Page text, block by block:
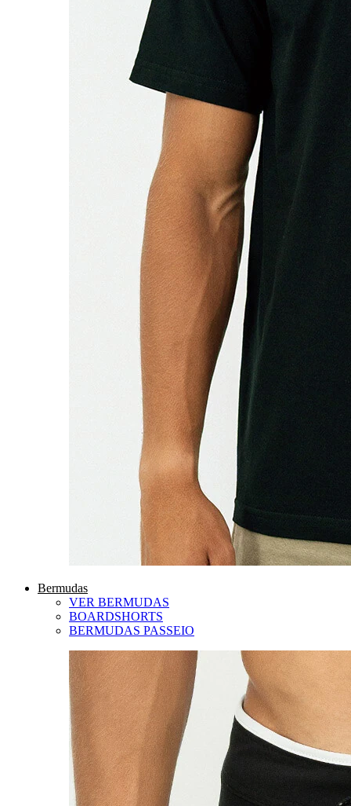
Bermudas
VER BERMUDAS
BOARDSHORTS
BERMUDAS PASSEIO